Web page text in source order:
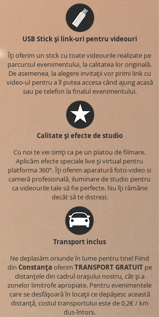
USB Stick și link-uri pentru videouri
Îți oferim un stick cu toate videourile realizate pe
parcursul evenimentului, la calitatea lor originală.
De asemenea, la alegere invitații vor primi link cu
video-ul pentru a îl putea accesa când ajung acasă
sau pe telefon la finalul evenimentului.
Calitate și efecte de studio
Cu noi te vei simți ca pe un platou de filmare.
Aplicăm efecte speciale live și virtual pentru
platforma 360°. Îți oferim aparatură foto-video si
cameră profesională, iluminare de studio pentru
ca videourile tale să fie perfecte. Nu îți rămâne
decât să te distrezi.
Transport inclus
Ne deplasăm oriunde în lume pentru tine! Fiind
din Constanța oferim TRANSPORTGRATUITpe
distanțele din cadrul orașului nostru, cât și a
zonelor limitrofe apropiate. Pentru evenimentele
care se desfășoară în locații ce depășesc această
distanță, costul transportului este de 0,2€ / km
dus-întors.